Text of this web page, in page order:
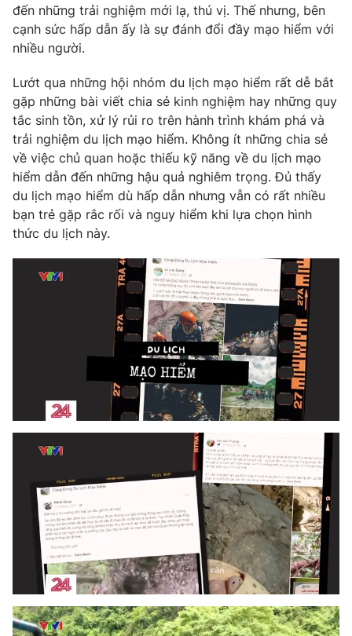
Góc doanh nghiệp
Truyền hình
Phim VTV
Hậu trường
Nhân vật
Khán giả
Giải sao mai
Giải trí
Điện ảnh
Âm nhạc
Sao
Đời sống
Du lịch
Làm đẹp
Chất lượng cuộc sống
Giáo dục
Tuyển sinh
Học trực tuyến
Công nghệ
Hitech Công nghệ tương lai
Sản phẩm
Giao lưu trực tuyến
Lịch phát sóng
Podcast
Photo Infographic
Shorts video
VTV Money VTV Thể thao
VTV Sức khoẻ Bất động sản
Thị trường 24h Tấm lòng Việt
đến những trải nghiệm mới lạ, thú vị. Thế nhưng, bên
cạnh sức hấp dẫn ấy là sự đánh đổi đầy mạo hiểm với
nhiều người.
Lướt qua những hội nhóm du lịch mạo hiểm rất dễ bắt
gặp những bài viết chia sẻ kinh nghiệm hay những quy
tắc sinh tồn, xử lý rủi ro trên hành trình khám phá và
trải nghiệm du lịch mạo hiểm. Không ít những chia sẻ
về việc chủ quan hoặc thiếu kỹ năng về du lịch mạo
hiểm dẫn đến những hậu quả nghiêm trọng. Đủ thấy
du lịch mạo hiểm dù hấp dẫn nhưng vẫn có rất nhiều
bạn trẻ gặp rắc rối và nguy hiểm khi lựa chọn hình
thức du lịch này.